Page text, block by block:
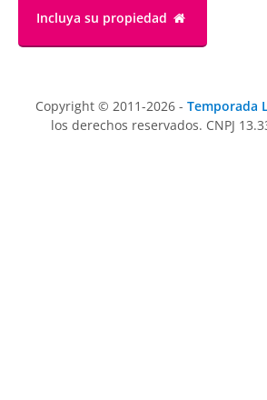
Incluya su propiedad
Copyright © 2011-2026 - Temporada
los derechos reservados. CNPJ